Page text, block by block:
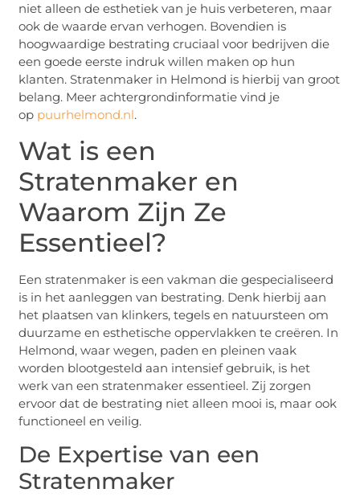
niet alleen de esthetiek van je huis verbeteren, maar
ook de waarde ervan verhogen. Bovendien is
hoogwaardige bestrating cruciaal voor bedrijven die
een goede eerste indruk willen maken op hun
klanten. Stratenmaker in Helmond is hierbij van groot
belang. Meer achtergrondinformatie vind je
op puurhelmond.nl.
Wat is een
Stratenmaker en
Waarom Zijn Ze
Essentieel?
Een stratenmaker is een vakman die gespecialiseerd
is in het aanleggen van bestrating. Denk hierbij aan
het plaatsen van klinkers, tegels en natuursteen om
duurzame en esthetische oppervlakken te creëren. In
Helmond, waar wegen, paden en pleinen vaak
worden blootgesteld aan intensief gebruik, is het
werk van een stratenmaker essentieel. Zij zorgen
ervoor dat de bestrating niet alleen mooi is, maar ook
functioneel en veilig.
De Expertise van een
Stratenmaker